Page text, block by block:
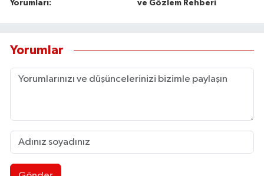
Yorumları:
ve Gözlem Rehberi
Yorumlar